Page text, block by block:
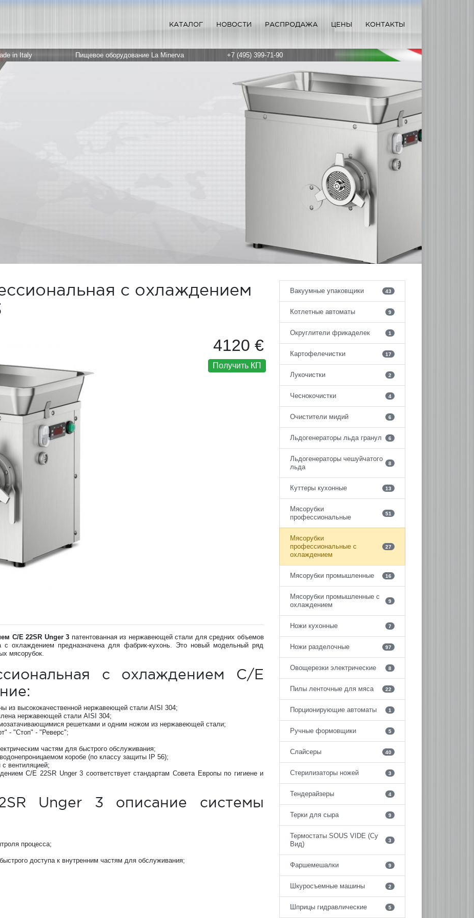
КАТАЛОГ НОВОСТИ РАСПРОДАЖА ЦЕНЫ КОНТАКТЫ
in Italy Пищевое оборудование La Minerva +7 (495) 399-71-90
с охлаждением
4120 €
Получить КП
C/E 22SR Unger 3 патентованная из нержавеющей стали для средних объемов
с охлаждением предназначена для фабрик-кухонь. Это новый модельный ряд
мясорубок.
с охлаждением C/E
из высококачественной нержавеющей стали AISI 304;
нержавеющей стали AISI 304;
решетками и одним ножом из нержавеющей стали;
- "Стоп" - "Реверс";
частям для быстрого обслуживания;
коробе (по классу защиты IP 56);
с вентиляцией;
C/E 22SR Unger 3 соответствует стандартам Совета Европы по гигиене и
Unger 3 описание системы
процесса;
доступа к внутренним частям для обслуживания;
Вакуумные упаковщики 43
Котлетные автоматы 9
Округлители фрикаделек 1
Картофелечистки 17
Лукочистки 2
Чеснокочистки 4
Очистители мидий 6
Льдогенераторы льда гранул 6
Льдогенераторы чешуйчатого
льда
8
Куттеры кухонные 13
Мясорубки
профессиональные
51
Мясорубки
профессиональные с
охлаждением
27
Мясорубки промышленные 16
Мясорубки промышленные с
охлаждением
9
Ножи кухонные 7
Ножи разделочные 97
Овощерезки электрические 8
Пилы ленточные для мяса 22
Порционирующие автоматы 1
Ручные формовщики 5
Слайсеры 40
Стерилизаторы ножей 3
Тендерайзеры 4
Терки для сыра 9
Термостаты SOUS VIDE (Су
Вид)
3
Фаршемешалки 9
Шкуросъемные машины 2
Шприцы гидравлические 5